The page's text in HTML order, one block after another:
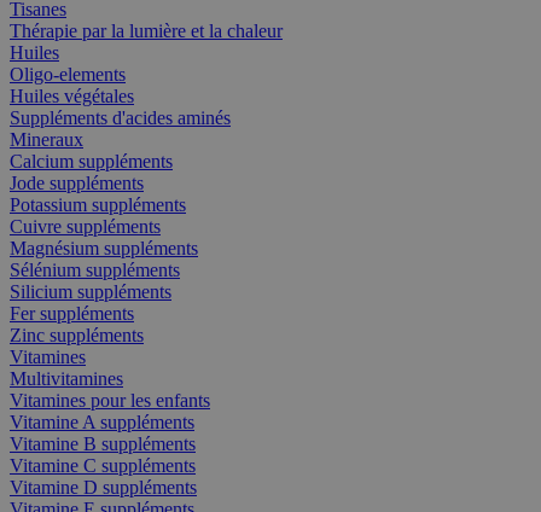
Tisanes
Thérapie par la lumière et la chaleur
Huiles
Oligo-elements
Huiles végétales
Suppléments d'acides aminés
Mineraux
Calcium suppléments
Jode suppléments
Potassium suppléments
Cuivre suppléments
Magnésium suppléments
Sélénium suppléments
Silicium suppléments
Fer suppléments
Zinc suppléments
Vitamines
Multivitamines
Vitamines pour les enfants
Vitamine A suppléments
Vitamine B suppléments
Vitamine C suppléments
Vitamine D suppléments